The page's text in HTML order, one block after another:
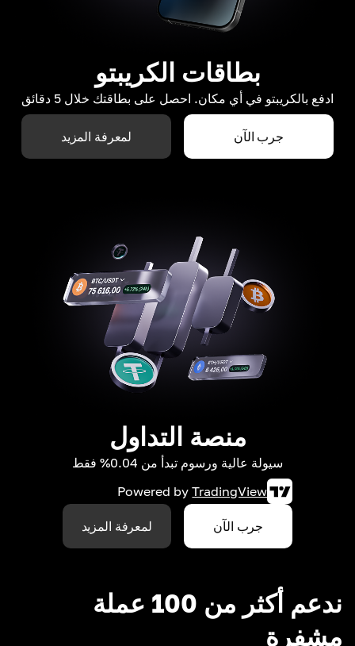
بطاقات الكريبتو
ادفع بالكريبتو في أي مكان. احصل على بطاقتك خلال 5 دقائق
جرب الآن لمعرفة المزيد
منصة التداول
سيولة عالية ورسوم تبدأ من 0.04% فقط
Powered by TradingView
جرب الآن لمعرفة المزيد
ندعم أكثر من 100 عملة
مشفرة